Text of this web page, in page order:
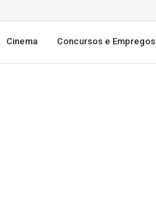
Cinema Concursos e Empregos